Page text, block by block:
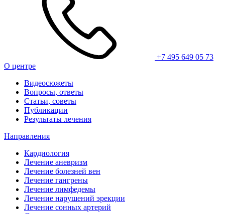
+7 495 649 05 73
О центре
Видеосюжеты
Вопросы, ответы
Статьи, советы
Публикации
Результаты лечения
Направления
Кардиология
Лечение аневризм
Лечение болезней вен
Лечение гангрены
Лечение лимфедемы
Лечение нарушений эрекции
Лечение сонных артерий